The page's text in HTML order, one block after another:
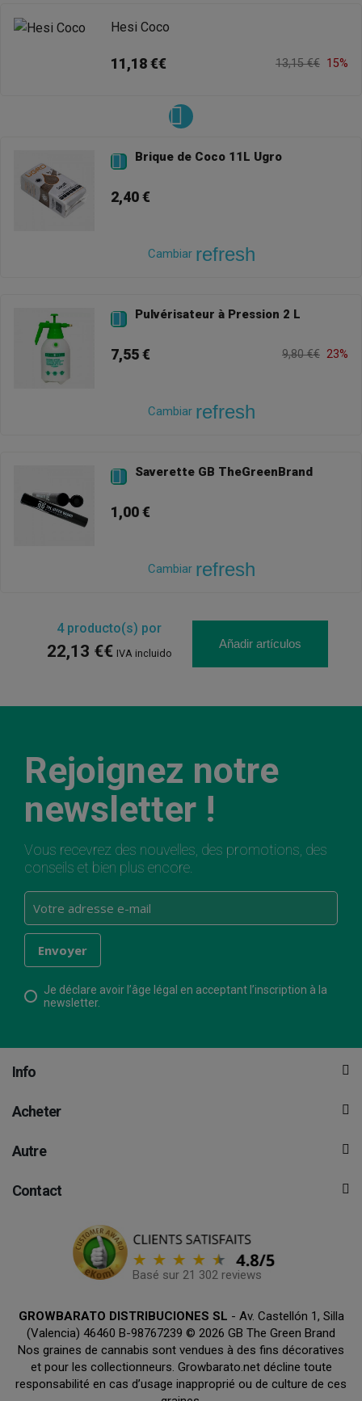
Hesi Coco
11,18 €€ 13,15 €€ 15%
 Brique de Coco 11L Ugro
2,40 €
Cambiar refresh
 Pulvérisateur à Pression 2 L
7,55 € 9,80 €€ 23%
Cambiar refresh
 Saverette GB TheGreenBrand
1,00 €
Cambiar refresh
4producto(s) por
22,13 €€ IVA incluido
Añadir artículos
Rejoignez notre
newsletter !
Vous recevrez des nouvelles, des promotions, des
conseils et bien plus encore.
Je déclare avoir l’âge légal en acceptant l’inscription à la
newsletter.
Info
Acheter
Autre
Contact
Basé sur 21 302 reviews
GROWBARATO DISTRIBUCIONES SL - Av. Castellón 1, Silla
(Valencia) 46460 B-98767239 © 2026 GB The Green Brand
Nos graines de cannabis sont vendues à des fins décoratives
et pour les collectionneurs. Growbarato.net décline toute
responsabilité en cas d’usage inapproprié ou de culture de ces